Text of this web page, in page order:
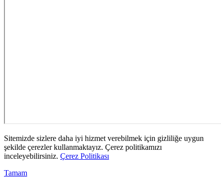
Sitemizde sizlere daha iyi hizmet verebilmek için gizliliğe uygun
şekilde çerezler kullanmaktayız. Çerez politikamızı
inceleyebilirsiniz. Çerez Politikası
Tamam